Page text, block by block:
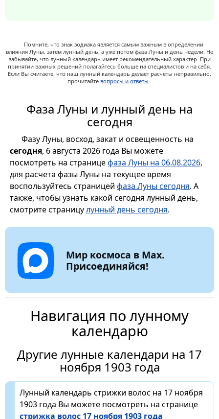
Помните, что знак зодиака является самым важным в определении
влияния Луны, затем лунный день, а уже потом фаза Луны и день недели. Не
забывайте, что лунный календарь имеет рекомендательный характер. При
принятии важных решений полагайтесь больше на специалистов и на себя.
Если Вы считаете, что наш лунный календарь делает расчеты неправильно,
прочитайте вопросы и ответы .
Фаза Луны и лунный день на
сегодня
Фазу Луны, восход, закат и освещенность на
сегодня, 6 августа 2026 года Вы можете
посмотреть на страницефаза Луны на 06.08.2026,
для расчета фазы Луны на текущее время
воспользуйтесь страницей фаза Луны сегодня. А
также, чтобы узнать какой сегодня лунный день,
смотрите страницулунный день сегодня.
Мир космоса в Max.
Присоединяйся!
Навигация по лунному
календарю
Другие лунные календари на 17
ноября 1903 года
Лунный календарь стрижки волос на 17 ноября
1903 года Вы можете посмотреть на странице
стрижка волос 17 ноября 1903 года